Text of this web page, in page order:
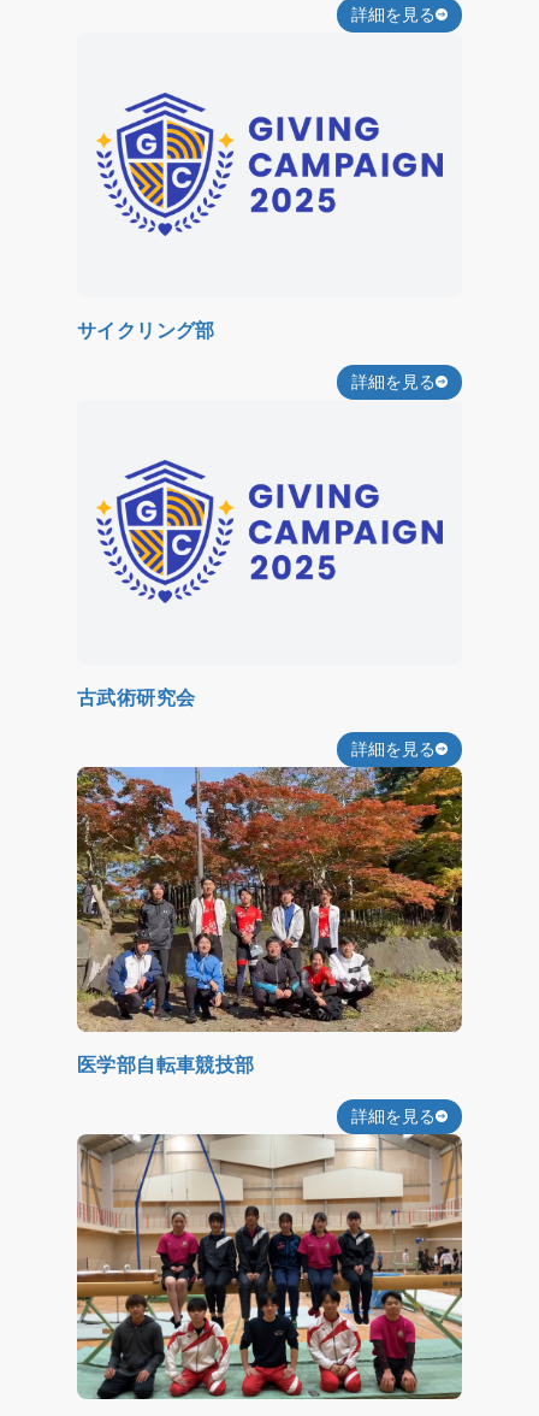
詳細を見る
サイクリング部
詳細を見る
古武術研究会
詳細を見る
医学部自転車競技部
詳細を見る